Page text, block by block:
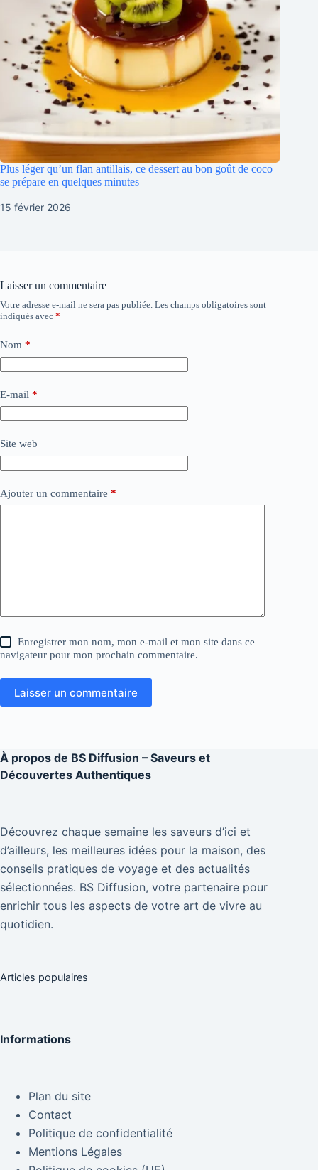
Plus léger qu’un flan antillais, ce dessert au bon goût de coco
se prépare en quelques minutes
15 février 2026
Laisser un commentaire
Votre adresse e-mail ne sera pas publiée. Les champs obligatoires sont
indiqués avec *
Nom *
E-mail *
Site web
Ajouter un commentaire *
Enregistrer mon nom, mon e-mail et mon site dans ce
navigateur pour mon prochain commentaire.
Laisser un commentaire
À propos de BS Diffusion – Saveurs et
Découvertes Authentiques
Découvrez chaque semaine les saveurs d’ici et
d’ailleurs, les meilleures idées pour la maison, des
conseils pratiques de voyage et des actualités
sélectionnées. BS Diffusion, votre partenaire pour
enrichir tous les aspects de votre art de vivre au
quotidien.
Articles populaires
Informations
Plan du site
Contact
Politique de confidentialité
Mentions Légales